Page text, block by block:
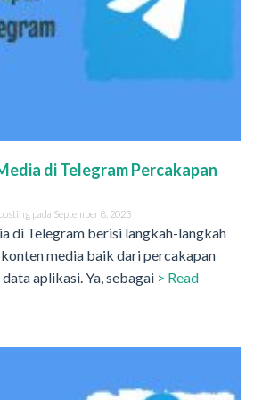
di Telegram Percakapan
pada September 8, 2023
di Telegram berisi langkah-langkah
media baik dari percakapan
aplikasi. Ya, sebagai > Read